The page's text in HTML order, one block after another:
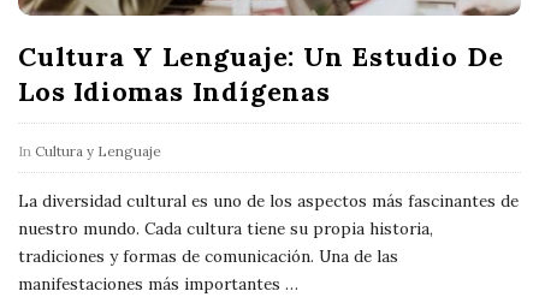
Cultura Y Lenguaje: Un Estudio De
Los Idiomas Indígenas
In Cultura y Lenguaje
La diversidad cultural es uno de los aspectos más fascinantes de
nuestro mundo. Cada cultura tiene su propia historia,
tradiciones y formas de comunicación. Una de las
manifestaciones más importantes …